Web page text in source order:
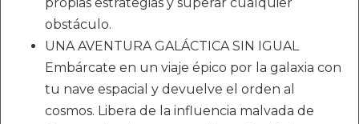
propias estrategias y superar cualquier
obstáculo.
UNA AVENTURA GALÁCTICA SIN IGUAL
Embárcate en un viaje épico por la galaxia con
tu nave espacial y devuelve el orden al
cosmos. Libera de la influencia malvada de